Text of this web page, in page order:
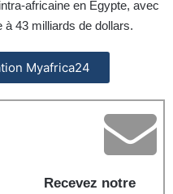
africaine en Égypte, avec
43 milliards de dollars.
Myafrica24
Recevez notre